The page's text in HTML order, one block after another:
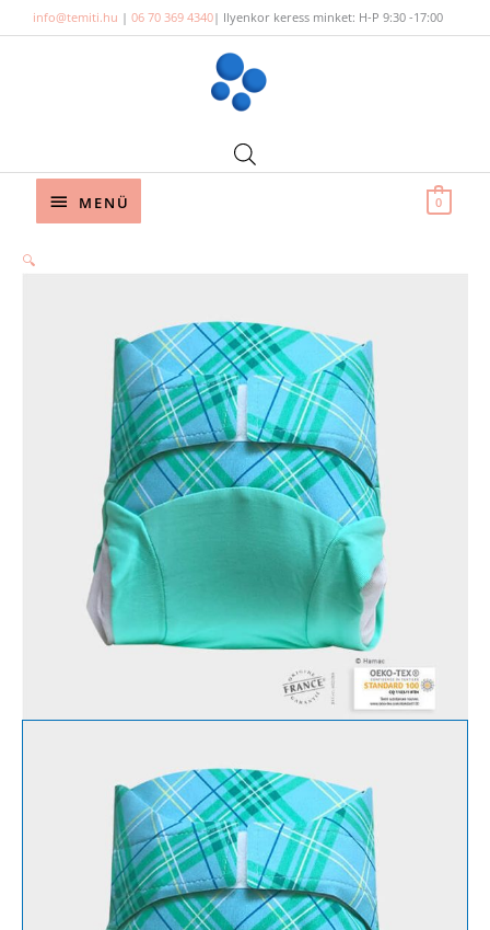
to
info@temiti.hu | 06 70 369 4340| Ilyenkor keress minket: H-P 9:30 -17:00
Below
MENÜ 0
🔍